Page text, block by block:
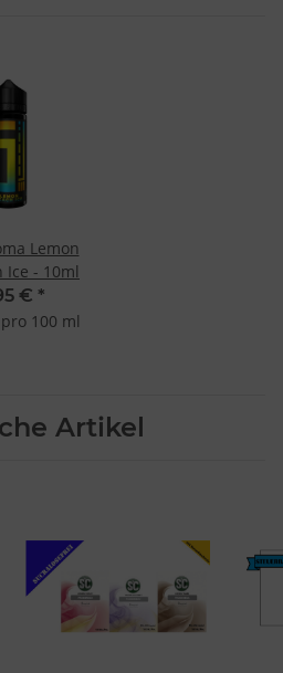
Lemon
Ice - 10ml
€ *
100 ml
Artikel